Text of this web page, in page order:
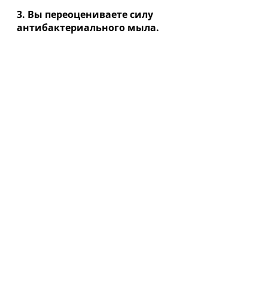
3. Вы переоцениваете силу
антибактериального мыла.